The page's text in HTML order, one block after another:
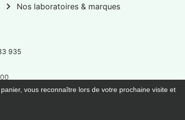
chevron_right Nos laboratoires & marques
vous reconnaître lors de votre prochaine visite et
935